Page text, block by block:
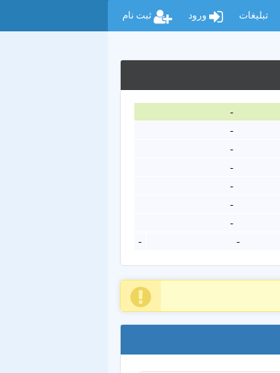
تبلیغات ورود ثبت نام
-
-
-
-
-
-
-
-
-